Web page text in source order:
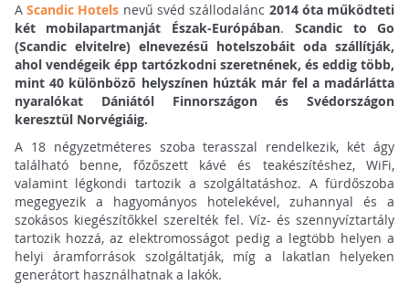
AScandic Hotels nevű svéd szállodalánc 2014 óta működteti
két mobilapartmanját Észak-Európában. Scandic to Go
(Scandic elvitelre) elnevezésű hotelszobáit oda szállítják,
ahol vendégeik épp tartózkodni szeretnének, és eddig több,
mint 40 különböző helyszínen húzták már fel a madárlátta
nyaralókat Dániától Finnországon és Svédországon
keresztül Norvégiáig.
A 18 négyzetméteres szoba terasszal rendelkezik, két ágy
található benne, főzőszett kávé és teakészítéshez, WiFi,
valamint légkondi tartozik a szolgáltatáshoz. A fürdőszoba
megegyezik a hagyományos hotelekével, zuhannyal és a
szokásos kiegészítőkkel szerelték fel. Víz- és szennyvíztartály
tartozik hozzá, az elektromosságot pedig a legtöbb helyen a
helyi áramforrások szolgáltatják, míg a lakatlan helyeken
generátort használhatnak a lakók.